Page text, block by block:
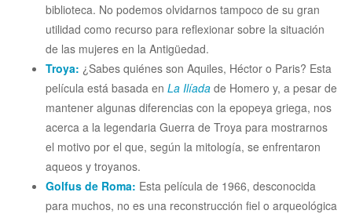
biblioteca. No podemos olvidarnos tampoco de su gran
utilidad como recurso para reflexionar sobre la situación
de las mujeres en la Antigüedad.
Troya: ¿Sabes quiénes son Aquiles, Héctor o Paris? Esta
película está basada en La Ilíada de Homero y, a pesar de
mantener algunas diferencias con la epopeya griega, nos
acerca a la legendaria Guerra de Troya para mostrarnos
el motivo por el que, según la mitología, se enfrentaron
aqueos y troyanos.
Golfus de Roma: Esta película de 1966, desconocida
para muchos, no es una reconstrucción fiel o arqueológica